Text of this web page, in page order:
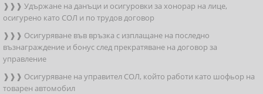
❱❱❱ Удържане на данъци и осигуровки за хонорар на лице,
осигурено като СОЛ и по трудов договор
❱❱❱ Осигуряване във връзка с изплащане на последно
възнаграждение и бонус след прекратяване на договор за
управление
❱❱❱ Осигуряване на управител СОЛ, който работи като шофьор на
товарен автомобил